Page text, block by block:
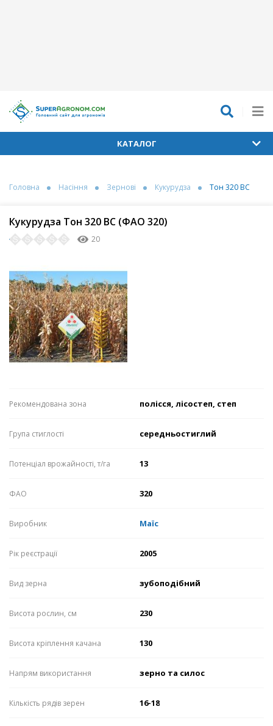
КАТАЛОГ
Головна Насіння Зернові Кукурудза Тон 320 ВС
Кукурудза Тон 320 ВС (ФАО 320)
20
Рекомендована зона полісся, лісостеп, степ
Група стиглості середньостиглий
Потенціал врожайності, т/га 13
ФАО 320
Виробник Маїс
Рік реєстрації 2005
Вид зерна зубоподібний
Висота рослин, см 230
Висота кріплення качана 130
Напрям використання зерно та силос
Кількість рядів зерен 16-18